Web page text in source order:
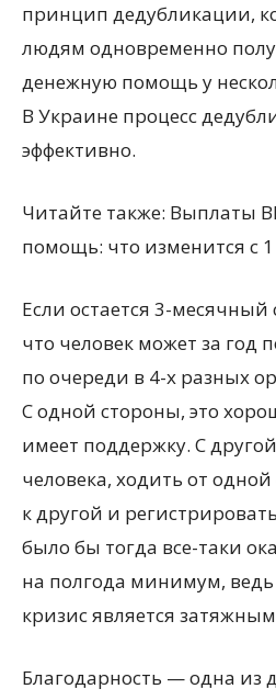
принцип дедубликации,
людям одновременно
денежную помощь у
В Украине процесс
эффективно.
Читайте также: Выплаты
помощь: что изменится с
Если остается 3-месячный
что человек может за год
по очереди в 4-х разных
С одной стороны, это
имеет поддержку. С
человека, ходить от
к другой и
было бы тогда все-таки
на полгода минимум,
кризис является
Благодарность — одна из